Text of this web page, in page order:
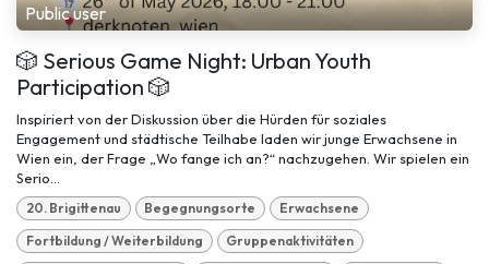
Public user
🎲 Serious Game Night: Urban Youth
Participation 🎲
Inspiriert von der Diskussion über die Hürden für soziales
Engagement und städtische Teilhabe laden wir junge Erwachsene in
Wien ein, der Frage „Wo fange ich an?“ nachzugehen. Wir spielen ein
Serio...
20. Brigittenau Begegnungsorte Erwachsene
Fortbildung / Weiterbildung Gruppenaktivitäten